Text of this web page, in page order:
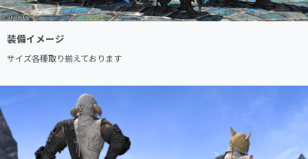
装備イメージ
サイズ各種取り揃えております